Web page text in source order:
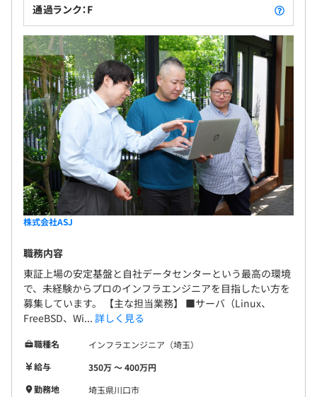
通過ランク：F
株式会社ASJ
職務内容
東証上場の安定基盤と自社データセンターという最高の環境
で、未経験からプロのインフラエンジニアを目指したい方を
募集しています。 【主な担当業務】 ■サーバ（Linux、
FreeBSD、Wi... 詳しく見る
職種名
インフラエンジニア（埼玉）
給与
350万 〜 400万円
勤務地
埼玉県川口市